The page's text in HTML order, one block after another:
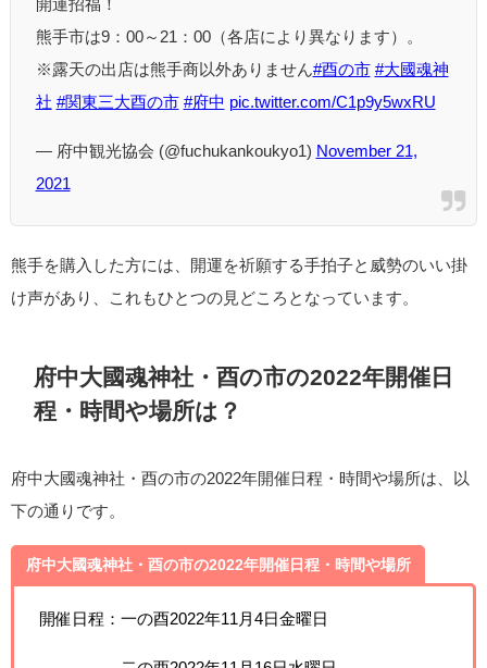
開運招福！
熊手市は9：00～21：00（各店により異なります）。
※露天の出店は熊手商以外ありません#酉の市 #大國魂神
社 #関東三大酉の市 #府中 pic.twitter.com/C1p9y5wxRU
— 府中観光協会 (@fuchukankoukyo1) November 21,
2021
熊手を購入した方には、開運を祈願する手拍子と威勢のいい掛
け声があり、これもひとつの見どころとなっています。
府中大國魂神社・酉の市の2022年開催日
程・時間や場所は？
府中大國魂神社・酉の市の2022年開催日程・時間や場所は、以
下の通りです。
府中大國魂神社・酉の市の2022年開催日程・時間や場所
開催日程：一の酉2022年11月4日金曜日